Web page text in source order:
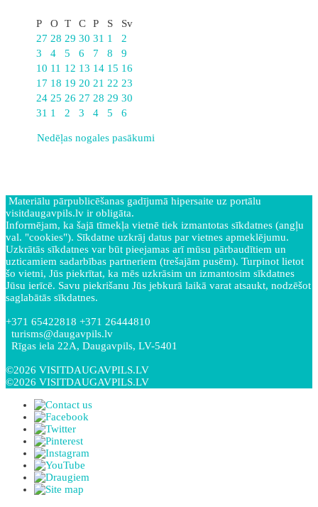
P
O T C P S
Sv
27 28 29 30 31 1
2
3
4 5 6 7 8
9
10 11 12 13 14 15 16
17 18 19 20 21 22 23
24 25 26 27 28 29 30
31 1 2 3 4 5 6
Nedēļas nogales pasākumi
Materiālu pārpublicēšanas gadījumā hipersaite uz portālu
visitdaugavpils.lv ir obligāta.
Informējam, ka šajā tīmekļa vietnē tiek izmantotas sīkdatnes (angļu
val. "cookies"). Sīkdatne uzkrāj datus par vietnes apmeklējumu.
Uzkrātās sīkdatnes var būt pieejamas arī mūsu pārbaudītiem un
uzticamiem sadarbības partneriem (trešajām pusēm). Turpinot lietot
šo vietni, Jūs piekrītat, ka mēs uzkrāsim un izmantosim sīkdatnes
Jūsu ierīcē. Savu piekrišanu Jūs jebkurā laikā varat atsaukt, nodzēšot
saglabātās sīkdatnes.
+371 65422818 +371 26444810
turisms@daugavpils.lv
Rīgas iela 22A, Daugavpils, LV-5401
©2026 VISITDAUGAVPILS.LV
©2026 VISITDAUGAVPILS.LV